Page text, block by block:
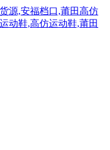
源,安福档口,莆田高仿
动鞋,高仿运动鞋,莆田